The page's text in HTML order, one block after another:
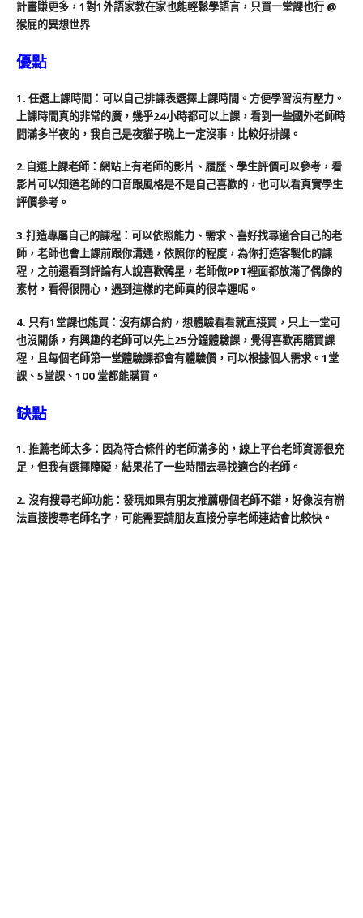
優點
1. 任選上課時間：可以自己排課表選擇上課時間。方便學習沒有壓力。
上課時間真的非常的廣，幾乎24小時都可以上課，看到一些國外老師時
間滿多半夜的，我自己是夜貓子晚上一定沒事，比較好排課。
2.自選上課老師：網站上有老師的影片、履歷、學生評價可以參考，看
影片可以知道老師的口音跟風格是不是自己喜歡的，也可以看真實學生
評價參考。
3.打造專屬自己的課程：可以依照能力、需求、喜好找尋適合自己的老
師，老師也會上課前跟你溝通，依照你的程度，為你打造客製化的課
程，之前還看到評論有人說喜歡韓星，老師做PPT裡面都放滿了偶像的
素材，看得很開心，遇到這樣的老師真的很幸運呢。
4. 只有1堂課也能買：沒有綁合約，想體驗看看就直接買，只上一堂可
也沒關係，有興趣的老師可以先上25分鐘體驗課，覺得喜歡再購買課
程，且每個老師第一堂體驗課都會有體驗價，可以根據個人需求。1堂
課、5堂課、100 堂都能購買。
缺點
1. 推薦老師太多：因為符合條件的老師滿多的，線上平台老師資源很充
足，但我有選擇障礙，結果花了一些時間去尋找適合的老師。
2. 沒有搜尋老師功能：發現如果有朋友推薦哪個老師不錯，好像沒有辦
法直接搜尋老師名字，可能需要請朋友直接分享老師連結會比較快。